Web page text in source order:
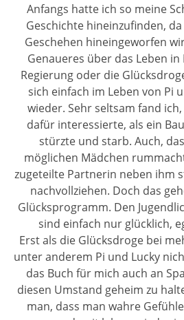
Anfangs hatte ich so meine
Geschichte hineinzufinden,
Geschehen hineingeworfen
Genaueres über das Leben
Regierung oder die
sich einfach im Leben von Pi
wieder. Sehr seltsam fand
dafür interessierte, als ein
stürzte und starb. Auch,
möglichen Mädchen
zugeteilte Partnerin neben ihm
nachvollziehen. Doch das
Glücksprogramm. Den
sind einfach nur glücklich,
Erst als die Glücksdroge bei
unter anderem Pi und Lucky
das Buch für mich auch an
diesen Umstand geheim zu
man, dass man wahre